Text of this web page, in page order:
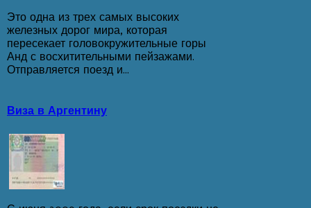
Это одна из трех самых высоких
железных дорог мира, которая
пересекает головокружительные горы
Анд с восхитительными пейзажами.
Отправляется поезд и...
Виза в Аргентину